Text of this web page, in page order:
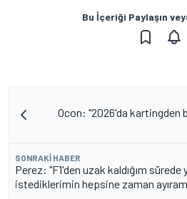
Bu İçeriği Paylaşın
Ocon: "2026'da kartingden
SONRAKI HABER
Perez: "F1'den uzak kaldığım sürede
istediklerimin hepsine zaman